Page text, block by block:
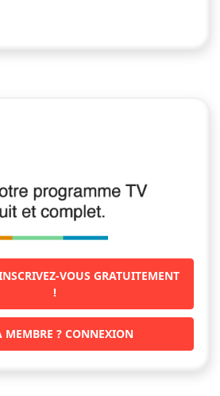
VOUS GRATUITEMENT
!
MEMBRE ? CONNEXION